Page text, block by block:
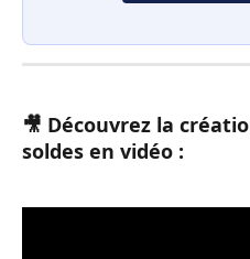
🎥 Découvrez la
soldes en vidéo :